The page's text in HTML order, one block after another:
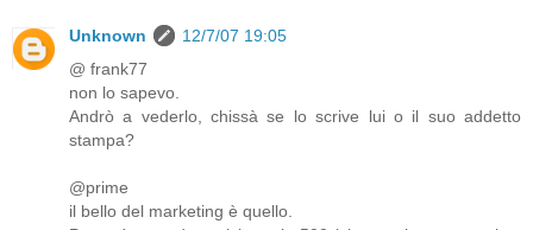
Unknown
12/7/07 19:05
@ frank77
non lo sapevo.
Andrò a vederlo, chissà se lo scrive lui o il suo addetto
stampa?
@prime
il bello del marketing è quello.